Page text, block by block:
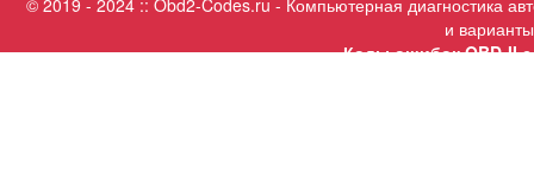
© 2019 - 2024 :: Obd2-Codes.ru - Компьютерная диагностика
и
Коды ошибок OBD-II